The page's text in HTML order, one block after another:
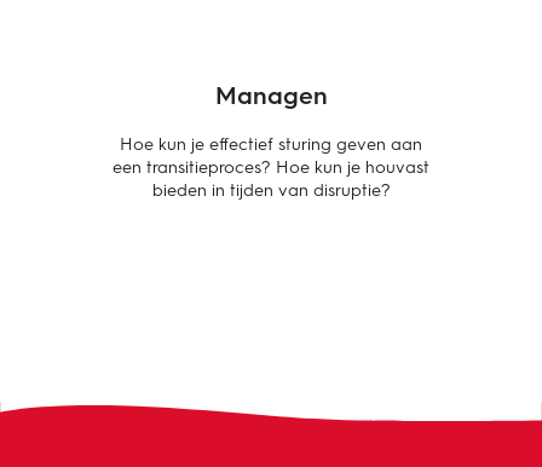
Managen
Hoe kun je effectief sturing geven aan
een transitieproces? Hoe kun je houvast
bieden in tijden van disruptie?